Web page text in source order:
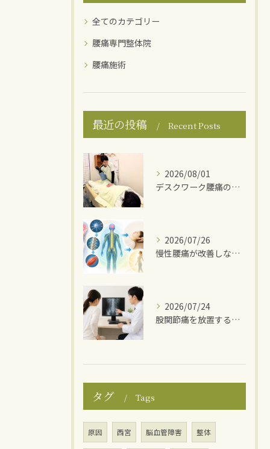
全てのカテゴリー
腰痛専門整体院
腰痛施術
最近の投稿 Recent Posts
2026/08/01
デスクワーク腰痛の原因
2026/07/26
慢性腰痛が改善しない理由
2026/07/24
股関節痛を放置するとどうなる？
タグ Tags
原因 西宮 脳血管障害 整体